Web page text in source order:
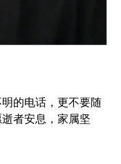
的电话，更不要随
者安息，家属坚